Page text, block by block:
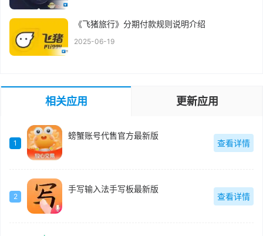
《飞猪旅行》分期付款规则说明介绍
2025-06-19
相关应用 更新应用
1
螃蟹账号代售官方最新版
查看详情
2
手写输入法手写板最新版
查看详情